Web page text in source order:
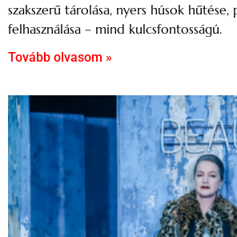
szakszerű tárolása, nyers húsok hűtése,
felhasználása – mind kulcsfontosságú.
Tovább olvasom »